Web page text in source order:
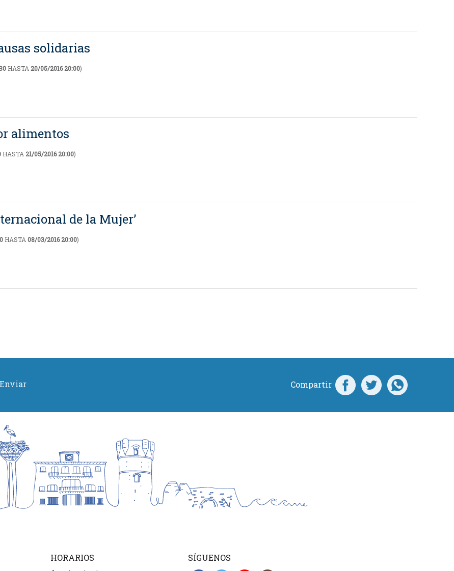
solidarias
HASTA 20/05/2016 20:00)
alimentos
HASTA 21/05/2016 20:00)
de la Mujer’
HASTA 08/03/2016 20:00)
Enviar Compartir
HORARIOS SÍGUENOS